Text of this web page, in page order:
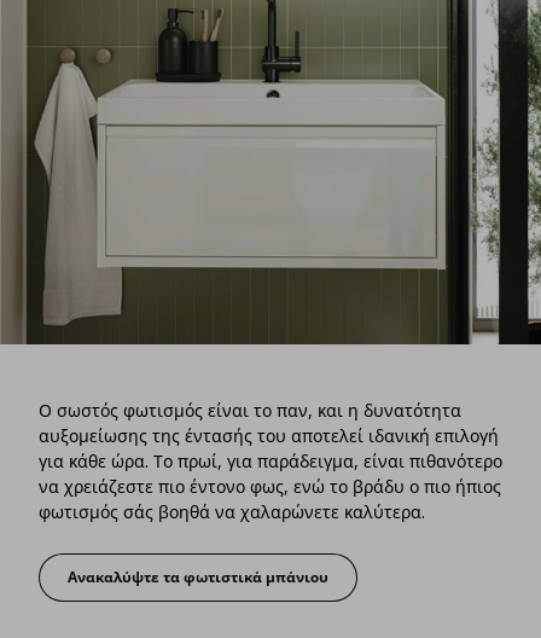
Ο σωστός φωτισμός είναι το παν, και η δυνατότητα
αυξομείωσης της έντασής του αποτελεί ιδανική επιλογή
για κάθε ώρα. Το πρωί, για παράδειγμα, είναι πιθανότερο
να χρειάζεστε πιο έντονο φως, ενώ το βράδυ ο πιο ήπιος
φωτισμός σάς βοηθά να χαλαρώνετε καλύτερα.
Ανακαλύψτε τα φωτιστικά μπάνιου